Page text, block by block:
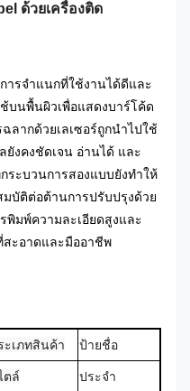
ด้วยเครื่องติด
ารจําแนกที่ใช้งานได้ดีและ
บนพื้นผิวเพื่อแสดงบาร์โค้ด
ากด้วยเลเซอร์ถูกนําไปใช้
งคงชัดเจน อ่านได้ และ
ะบวนการสองแบบยังทําให้
บัติต่อต้านการปรับปรุงด้วย
พิมพ์ความละเอียดสูงและ
สะอาดและมืออาชีพ
ะเภทสินค้า ป้ายชื่อ
ตล์ ประจํา